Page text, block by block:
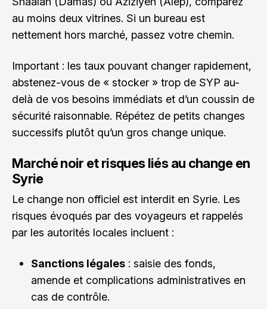
au moins deux vitrines. Si un bureau est
nettement hors marché, passez votre chemin.
Important : les taux pouvant changer rapidement,
abstenez-vous de « stocker » trop de SYP au-
delà de vos besoins immédiats et d’un coussin de
sécurité raisonnable. Répétez de petits changes
successifs plutôt qu’un gros change unique.
Marché noir et risques liés au change en
Syrie
Le change non officiel est interdit en Syrie. Les
risques évoqués par des voyageurs et rappelés
par les autorités locales incluent :
Sanctions légales : saisie des fonds,
amende et complications administratives en
cas de contrôle.